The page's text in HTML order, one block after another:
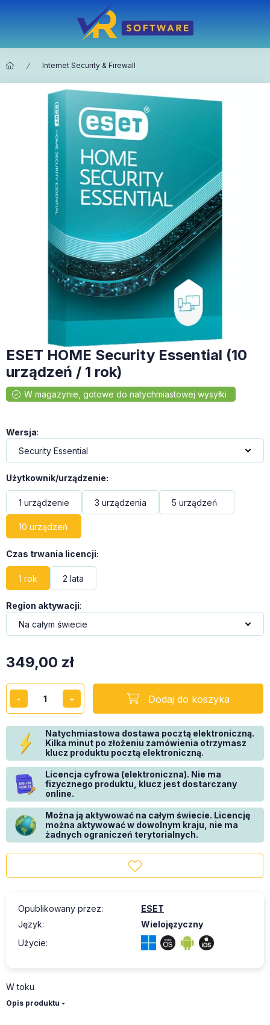
Internet Security & Firewall
ESET HOME Security Essential (10
urządzeń / 1 rok)
Wersja:
Użytkownik/urządzenie:
1 urządzenie 3 urządzenia 5 urządzeń
10 urządzeń
Czas trwania licencji:
1 rok 2 lata
Region aktywacji:
349,00 zł
Dodaj do koszyka
Natychmiastowa dostawa pocztą elektroniczną.
Kilka minut po złożeniu zamówienia otrzymasz
klucz produktu pocztą elektroniczną.
Licencja cyfrowa (elektroniczna). Nie ma
fizycznego produktu, klucz jest dostarczany
online.
Można ją aktywować na całym świecie. Licencję
można aktywować w dowolnym kraju, nie ma
żadnych ograniczeń terytorialnych.
Opublikowany przez:
ESET
Język:
Wielojęzyczny
Użycie:
W toku
Opis produktu